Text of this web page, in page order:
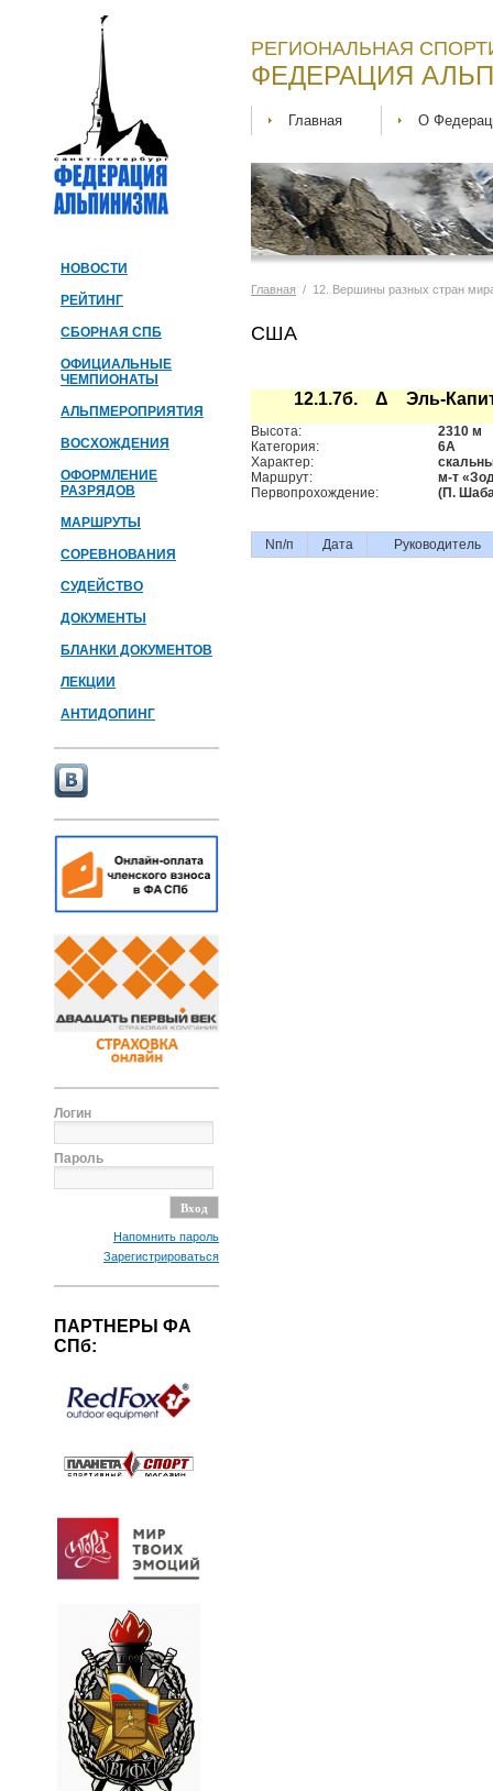
НОВОСТИ
РЕЙТИНГ
СБОРНАЯ СПБ
ОФИЦИАЛЬНЫЕ
ЧЕМПИОНАТЫ
АЛЬПМЕРОПРИЯТИЯ
ВОСХОЖДЕНИЯ
ОФОРМЛЕНИЕ
РАЗРЯДОВ
МАРШРУТЫ
СОРЕВНОВАНИЯ
СУДЕЙСТВО
ДОКУМЕНТЫ
БЛАНКИ ДОКУМЕНТОВ
ЛЕКЦИИ
АНТИДОПИНГ
Логин
Пароль
Напомнить пароль
Зарегистрироваться
ПАРТНЕРЫ ФА
СПб:
РЕГИОНАЛЬНАЯ
ФЕДЕРАЦИЯ
Главная О
Главная / 12. Вершины разных стран
США
12.1.7б. Δ Эль-
Высота:
2310 м
Категория:
6А
Характер:
Маршрут:
м-т
Первопрохождение:
(П.
Nп/п Дата Руководитель